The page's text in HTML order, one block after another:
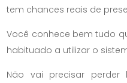
tem chances reais de
Você conhece bem tudo
habituado a utilizar o
Não vai precisar